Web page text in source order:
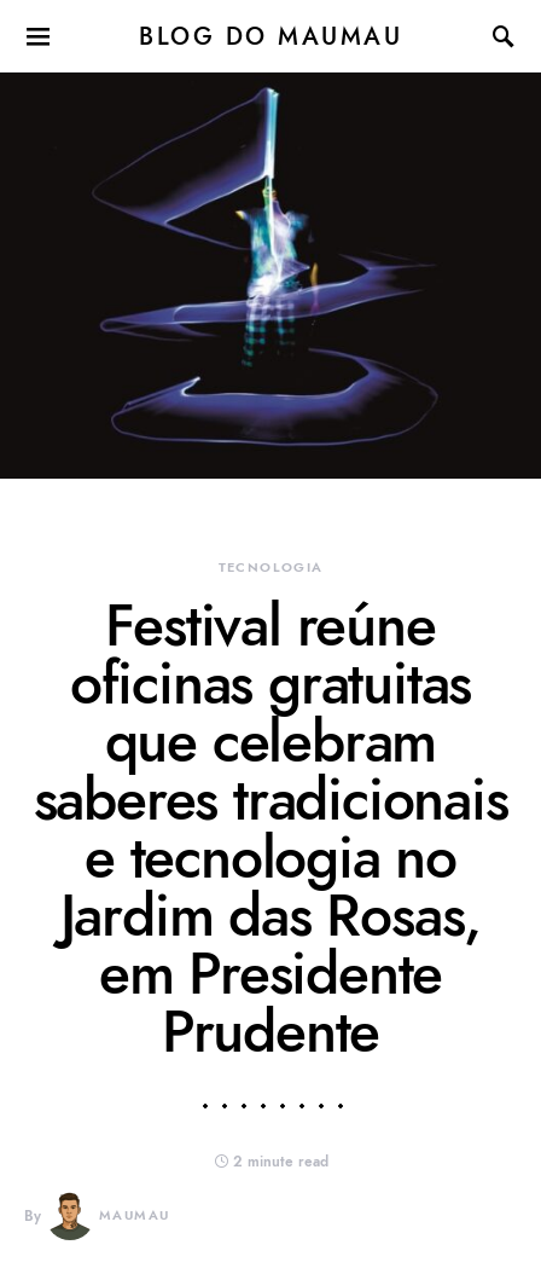
BLOG DO MAUMAU
TECNOLOGIA
Festival reúne
oficinas gratuitas
que celebram
saberes tradicionais
e tecnologia no
Jardim das Rosas,
em Presidente
Prudente
2 minute read
By MAUMAU